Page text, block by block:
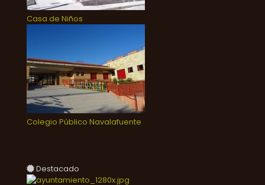
Casa de Niños
Colegio Público Navalafuente
Destacado